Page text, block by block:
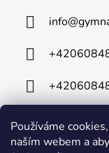
Používáme
naším webem a
info@